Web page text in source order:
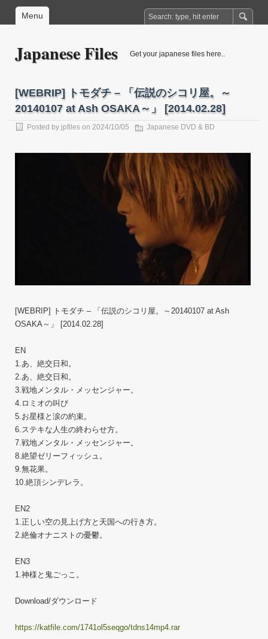
Menu
Japanese Files Get your japanese files here..
[WEBRIP] トモダチ – 「伝説のシコリ屋。～
20140107 at Ash OSAKA～」 [2014.02.28]
Posted by jpfiles on 2024/10/05 Japanese DVD & BD
[WEBRIP] トモダチ – 「伝説のシコリ屋。～20140107 at Ash
OSAKA～」 [2014.02.28]
EN
1.あ、絶交日和。
2.あ、絶交日和。
3.戦地メンタル・メッセンジャー。
4.ロミオの叫び
5.お星様と涙の約束。
6.ステキな人生の終わらせ方。
7.戦地メンタル・メッセンジャー。
8.絶望ゼリーフィッシュ。
9.無花果。
10.絶頂シンデレラ。
EN2
1.正しい空の見上げ方と天国への行き方。
2.絶倫オナニストの憂鬱。
EN3
1.神様と鬼ごっこ。
Download/ダウンロード
https://katfile.com/1741ol5seqgo/tdns14mp4.rar